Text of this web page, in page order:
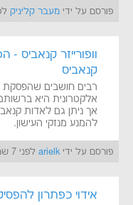
פורסם על ידי מעבר קליניק לפני 5
וופורייזר קנאביס
קנאביס
רבים חושבים שהפסקת
אלקטרונית היא
אך ניתן גם לאדות
להמנע מנזקי העישון.
פורסם על ידיarielk לפני 7 שנים 2 חודשים
אידוי כפתרון